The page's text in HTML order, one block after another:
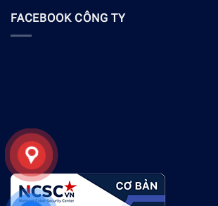
FACEBOOK CÔNG TY